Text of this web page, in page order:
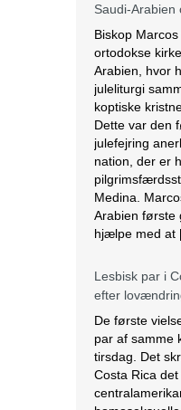
Saudi-Arabien
Biskop
ortodokse
Arabien, hvor
juleliturgi
koptiske
Dette var den
julefejring
nation, der er
Medina.
Arabien første
hjælpe med
Lesbisk par i
efter
De første
par af samme
tirsdag. Det
Costa Rica